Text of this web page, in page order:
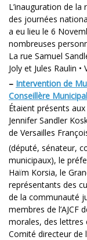
L’inauguration de la
des journées
a eu lieu le 6
nombreuses
La rue Samuel
Joly et Jules Raulin •
– Intervention de
Conseillère
Étaient présents
Jennifer Sandler
de Versailles
(député, sénateur,
municipaux), le
Haïm Korsia, le
représentants des
de la communauté
membres de l’AJCF
morales, des lettres
Comité directeur de